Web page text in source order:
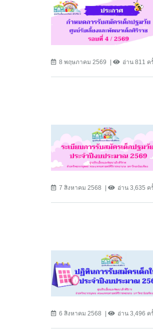
8 พฤษภาคม 2569 อ่าน 811 ค
7 สิงหาคม 2568 อ่าน 3,635 ค
6 สิงหาคม 2568 อ่าน 3,496 ค